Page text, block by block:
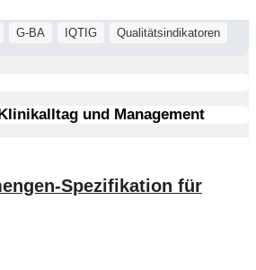
G-BA IQTIG Qualitätsindikatoren
und Management
Spezifikation für